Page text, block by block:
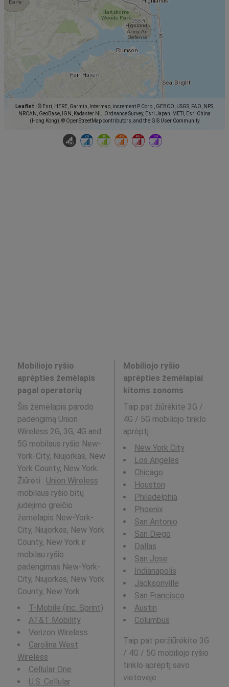
Leaflet
© Esri, HERE, Garmin, Intermap, increment P Corp., GEBCO, USGS, FAO, NPS,
NRCAN, GeoBase, IGN, Kadaster NL, Ordnance Survey, Esri Japan, METI, Esri China
(Hong Kong), © OpenStreetMap contributors, and the GIS User Community
Mobiliojo ryšio
aprėpties žemėlapis
pagal operatorių
Šis žemėlapis parodo
padengimą Union
Wireless 2G, 3G, 4G and
5G mobilaus ryšio New-
York-City, Niujorkas, New
York County, New York.
Žiūrėti : Union Wireless
mobilaus ryšio bitų
judėjimo greičio
žemėlapis New-York-
City, Niujorkas, New York
County, New York ir
mobilau ryšio
padengimas New-York-
City, Niujorkas, New York
County, New York.
T-Mobile (inc. Sprint)
AT&T Mobility
Verizon Wireless
Carolina West
Wireless
Cellular One
U.S. Cellular
Mobiliojo ryšio
aprėpties žemėlapiai
kitoms zonoms
Taip pat žiūrėkite 3G /
4G / 5G mobiliojo tinklo
aprėptį :
New York City
Los Angeles
Chicago
Houston
Philadelphia
Phoenix
San Antonio
San Diego
Dallas
San Jose
Indianapolis
Jacksonville
San Francisco
Austin
Columbus
Taip pat peržiūrėkite 3G
/ 4G / 5G mobiliojo ryšio
tinklo aprėptį savo
vietovėje: